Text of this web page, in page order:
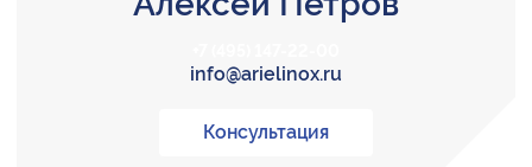
info@arielinox.ru
Консультация